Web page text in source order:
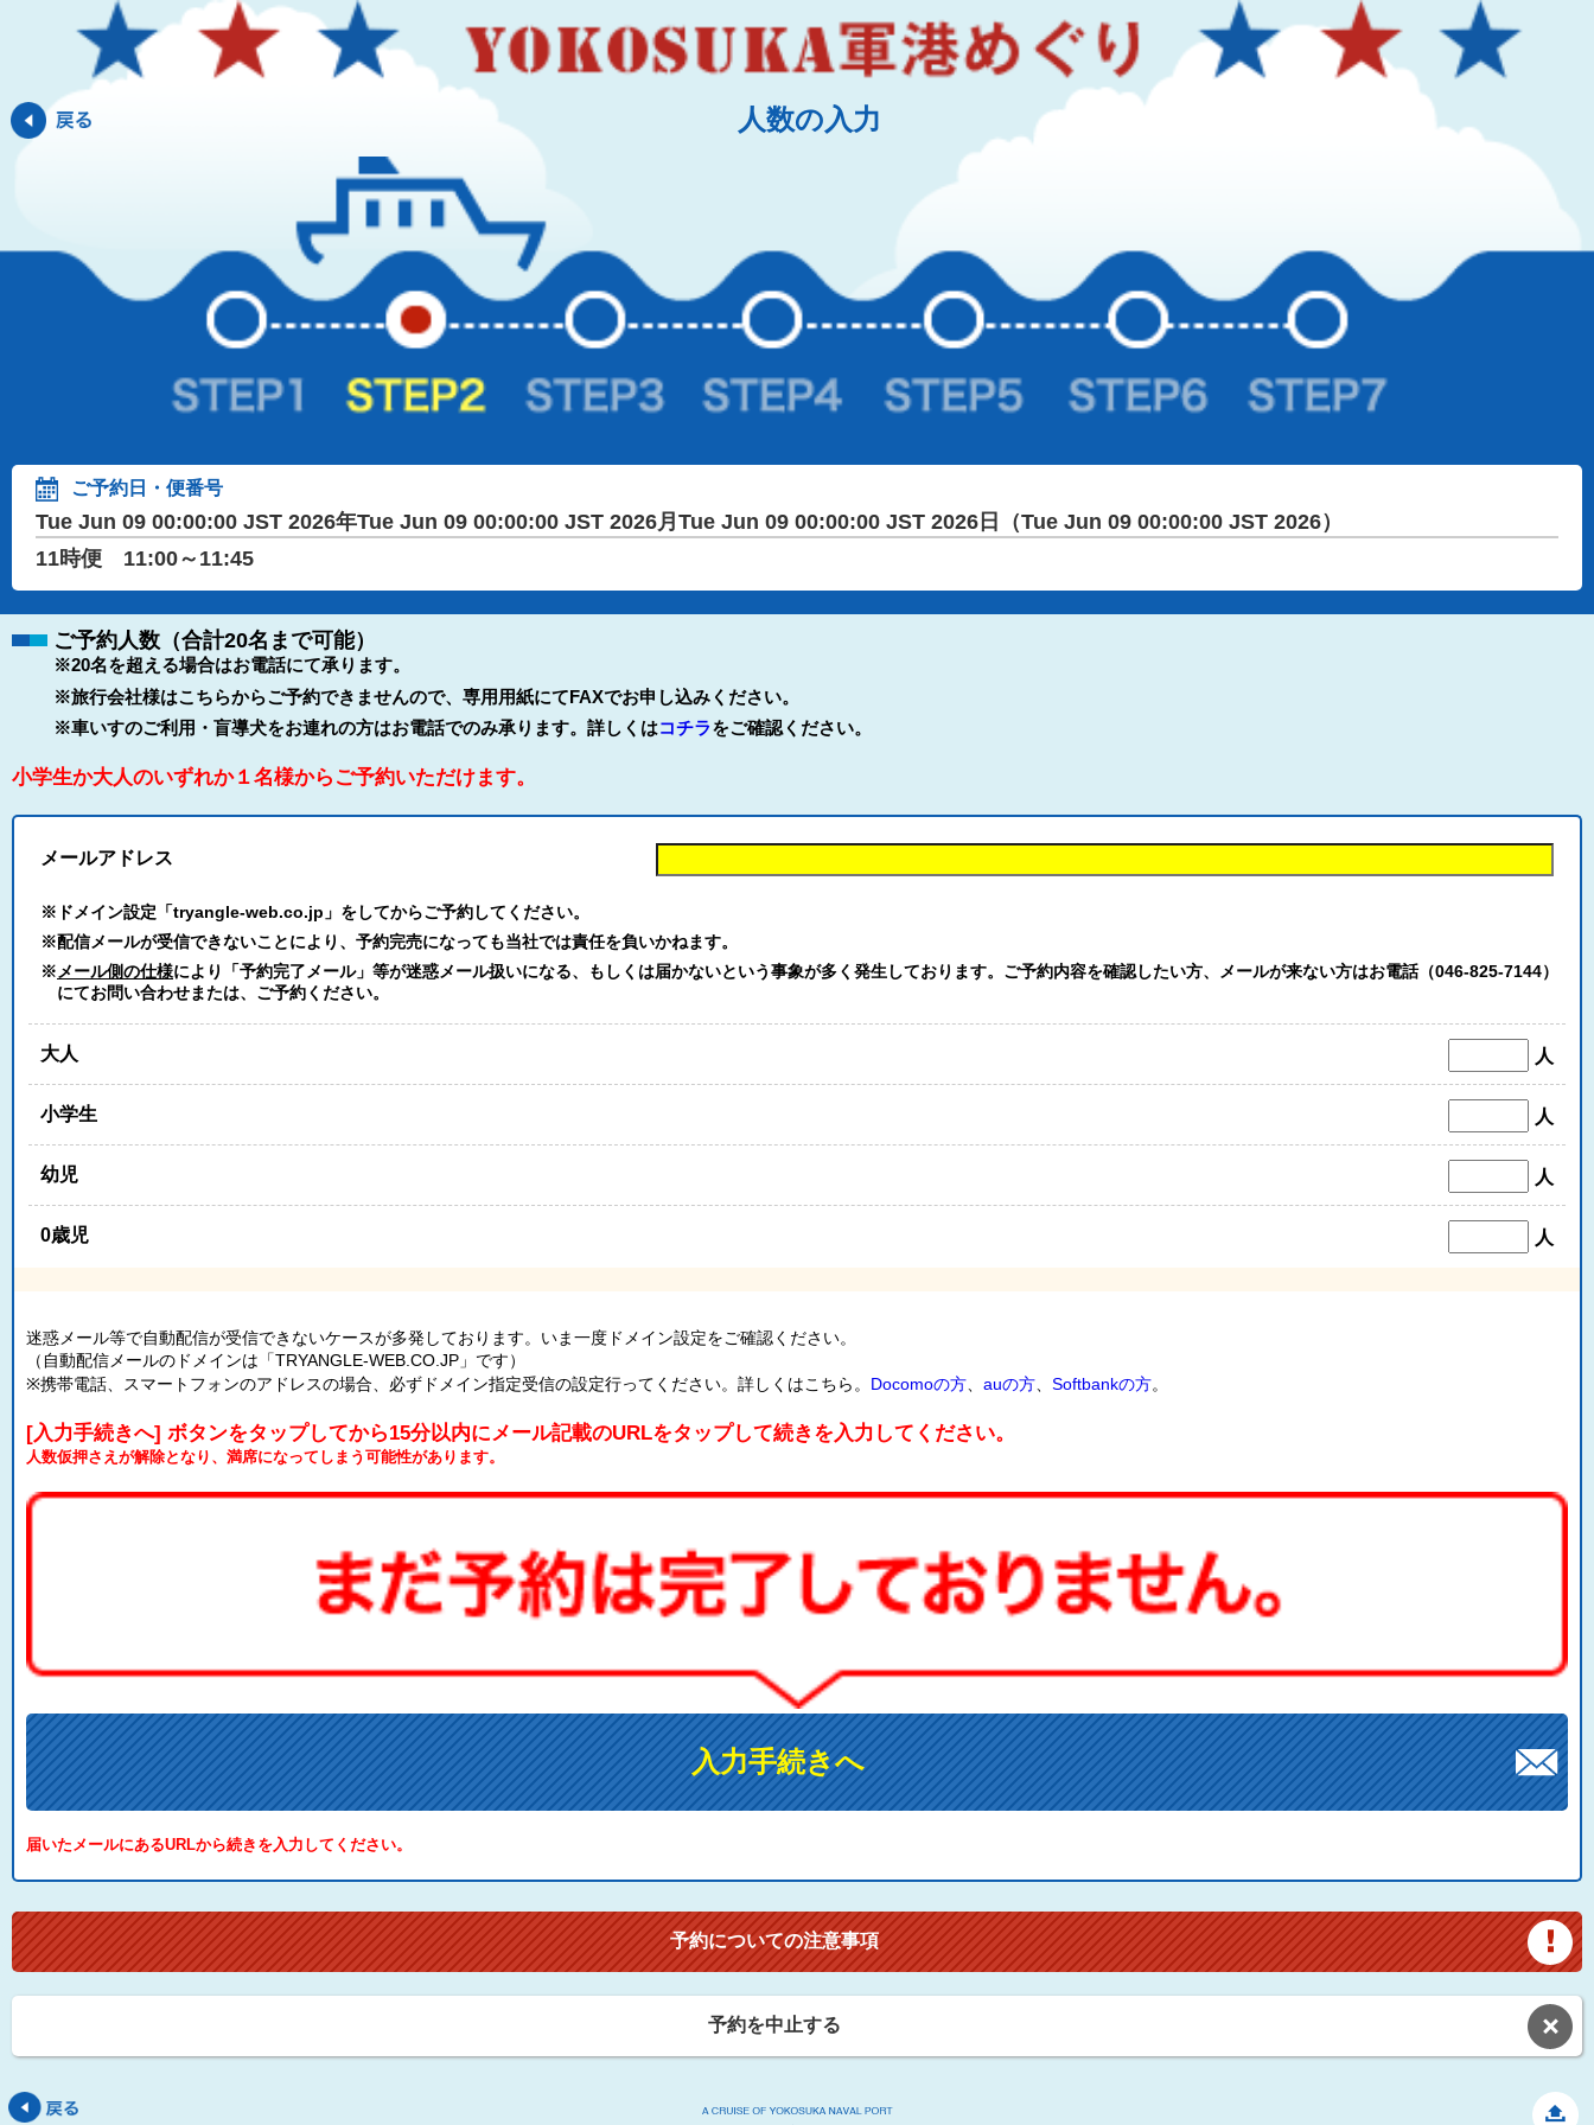
人数の入力
ご予約日・便番号
Tue Jun 09 00:00:00 JST 2026年Tue Jun 09 00:00:00 JST 2026月Tue Jun 09 00:00:00 JST 2026日（Tue Jun 09 00:00:00 JST 2026）
11時便 11:00～11:45
ご予約人数（合計20名まで可能）
※20名を超える場合はお電話にて承ります。
※旅行会社様はこちらからご予約できませんので、専用用紙にてFAXでお申し込みください。
※車いすのご利用・盲導犬をお連れの方はお電話でのみ承ります。詳しくはコチラをご確認ください。
小学生か大人のいずれか１名様からご予約いただけます。
メールアドレス
※ドメイン設定「tryangle-web.co.jp」をしてからご予約してください。
※配信メールが受信できないことにより、予約完売になっても当社では責任を負いかねます。
※ メール側の仕様により「予約完了メール」等が迷惑メール扱いになる、もしくは届かないという事象が多く発生しております。ご予約内容を確認したい方、メールが来ない方はお電話（046-825-7144）
にてお問い合わせまたは、ご予約ください。
大人 人
小学生 人
幼児 人
0歳児 人
迷惑メール等で自動配信が受信できないケースが多発しております。いま一度ドメイン設定をご確認ください。
（自動配信メールのドメインは「TRYANGLE-WEB.CO.JP」です）
※携帯電話、スマートフォンのアドレスの場合、必ずドメイン指定受信の設定行ってください。詳しくはこちら。 Docomoの方、 auの方、 Softbankの方。
[入力手続きへ] ボタンをタップしてから15分以内にメール記載のURLをタップして続きを入力してください。
人数仮押さえが解除となり、満席になってしまう可能性があります。
入力手続きへ
届いたメールにあるURLから続きを入力してください。
予約についての注意事項
予約を中止する